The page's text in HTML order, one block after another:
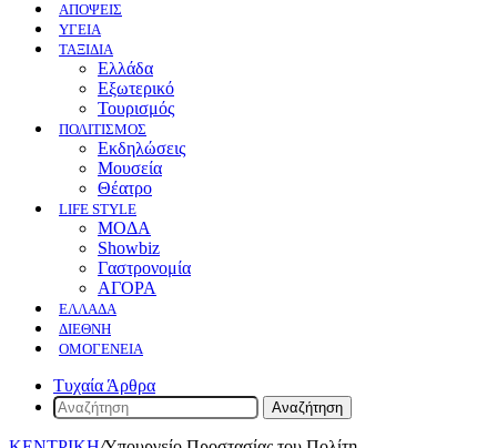
ΑΠΟΨΕΙΣ
ΥΓΕΙΑ
ΤΑΞΙΔΙΑ
Ελλάδα
Εξωτερικό
Τουρισμός
ΠΟΛΙΤΙΣΜΟΣ
Eκδηλώσεις
Mουσεία
Θέατρο
LIFE STYLE
ΜΟΔΑ
Showbiz
Γαστρονομία
ΑΓΟΡΑ
ΕΛΛΆΔΑ
ΔΙΕΘΝΉ
ΟΜΟΓΈΝΕΙΑ
Τυχαία Άρθρα
Αναζήτηση